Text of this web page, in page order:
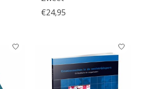
€24,95